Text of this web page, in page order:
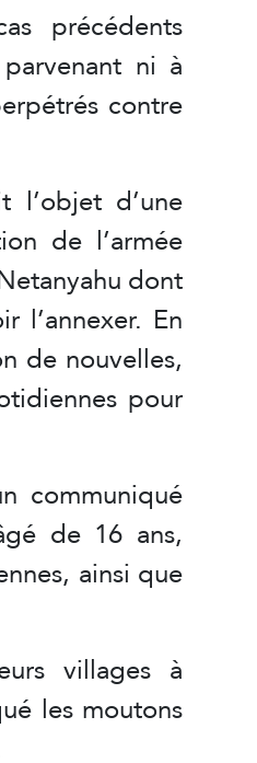
précédents
ni à
contre
l’objet d’une
de l’armée
dont
l’annexer. En
de nouvelles,
pour
communiqué
de 16 ans,
ainsi que
villages à
les moutons